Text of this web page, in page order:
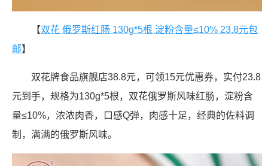
【双花 俄罗斯红肠 130g*5根 淀粉含量≤10% 23.8元包
邮】
双花牌食品旗舰店38.8元，可领15元优惠券，实付23.8
元到手，规格为130g*5根，双花俄罗斯风味红肠，淀粉含
量≤10%，浓浓肉香，口感Q弹，肉感十足，经典的佐料调
制，满满的俄罗斯风味。